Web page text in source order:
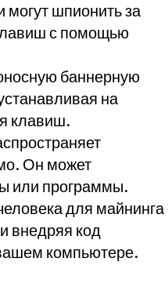
могут шпионить за
с помощью
баннерную
на
клавиш.
Он может
или программы.
для майнинга
внедряя код
компьютере.